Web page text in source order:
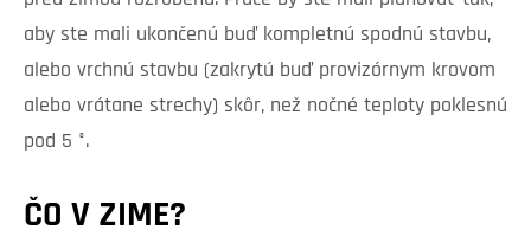
aby ste mali ukončenú buď kompletnú spodnú stavbu,
alebo vrchnú stavbu (zakrytú buď provizórnym krovom
alebo vrátane strechy) skôr, než nočné teploty poklesnú
pod 5 °.
ČO V ZIME?